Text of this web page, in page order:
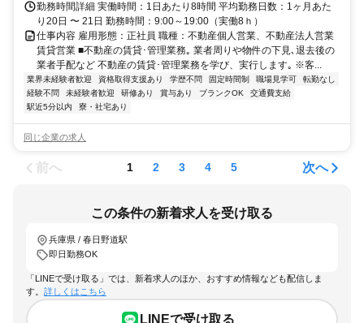
勤務時間詳細 実働時間：1日あたり8時間 平均勤務日数：1ヶ月あた
り20日 〜 21日 勤務時間：9:00～19:00（実働8ｈ）
仕事内容 雇用形態：正社員 職種：不動産個人営業、不動産法人営業
賃貸営業 ■不動産の賃貸･管理業務｡ 業者周りや物件の下見､退去後の
業者手配など 不動産の賃貸･管理業務を学び、実行します｡ ※客...
業界未経験者歓迎 資格取得支援あり 学歴不問 固定時間制 職場見学可
転勤なし
経験不問
未経験者歓迎 研修あり 賞与あり ブランクOK
交通費支給
駅近5分以内
寮・社宅あり
同じ企業の求人
前へ 1 2 3 4 5 次へ
この条件の新着求人を受け取る
兵庫県 / 春日野道駅
即日勤務OK
「LINEで受け取る」では、新着求人のほか、おすすめ情報なども配信しま
す。 詳しくはこちら
LINEで受け取る